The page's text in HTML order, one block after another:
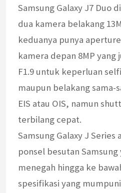
Samsung Galaxy J7 Duo
dua kamera belakang
keduanya punya
kamera depan 8MP
F1.9 untuk keperluan
maupun belakang
EIS atau OIS, namun
terbilang cepat.
Samsung Galaxy J Series
ponsel besutan Samsung
menegah hingga ke
spesifikasi yang